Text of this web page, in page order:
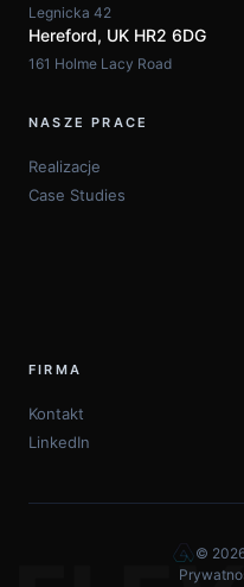
O plikach
Używamy pliki cookie
informacji na temat
aby zagwarantować
Legnicka 42
Hereford, UK HR2 6DG
161 Holme Lacy Road
NASZE PRACE
Realizacje
Case Studies
FIRMA
Kontakt
LinkedIn
©